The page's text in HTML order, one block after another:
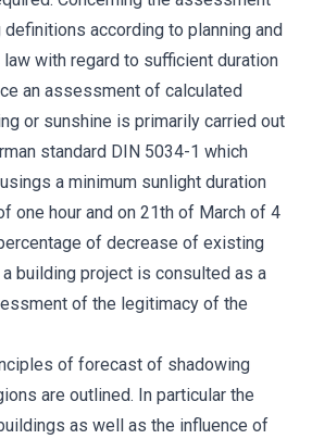
according to planning and
with regard to sufficient duration
an assessment of calculated
or sunshine is primarily carried out
standard DIN 5034-1 which
a minimum sunlight duration
one hour and on 21th of March of 4
of decrease of existing
building project is consulted as a
of the legitimacy of the
of forecast of shadowing
are outlined. In particular the
as well as the influence of